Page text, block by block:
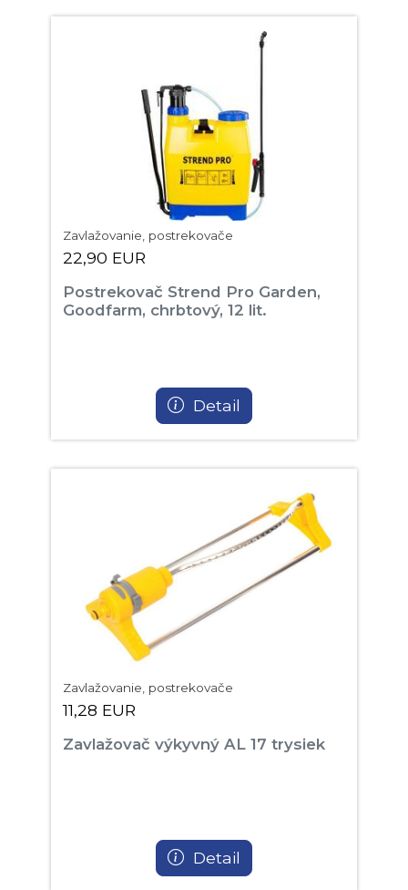
Zavlažovanie, postrekovače
22,90 EUR
Postrekovač Strend Pro Garden,
Goodfarm, chrbtový, 12 lit.
Detail
Zavlažovanie, postrekovače
11,28 EUR
Zavlažovač výkyvný AL 17 trysiek
Detail